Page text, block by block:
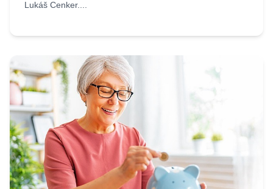
Lukáš Cenker....